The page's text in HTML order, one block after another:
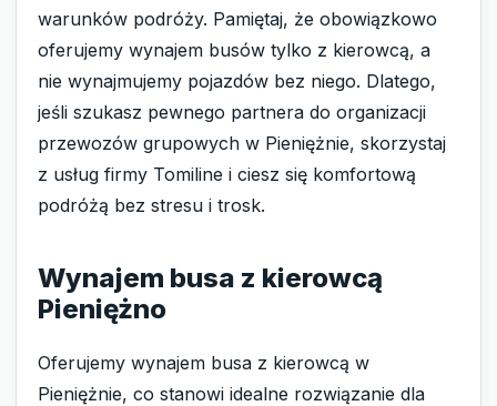
warunków podróży. Pamiętaj, że obowiązkowo
oferujemy wynajem busów tylko z kierowcą, a
nie wynajmujemy pojazdów bez niego. Dlatego,
jeśli szukasz pewnego partnera do organizacji
przewozów grupowych w Pieniężnie, skorzystaj
z usług firmy Tomiline i ciesz się komfortową
podróżą bez stresu i trosk.
Wynajem busa z kierowcą
Pieniężno
Oferujemy wynajem busa z kierowcą w
Pieniężnie, co stanowi idealne rozwiązanie dla